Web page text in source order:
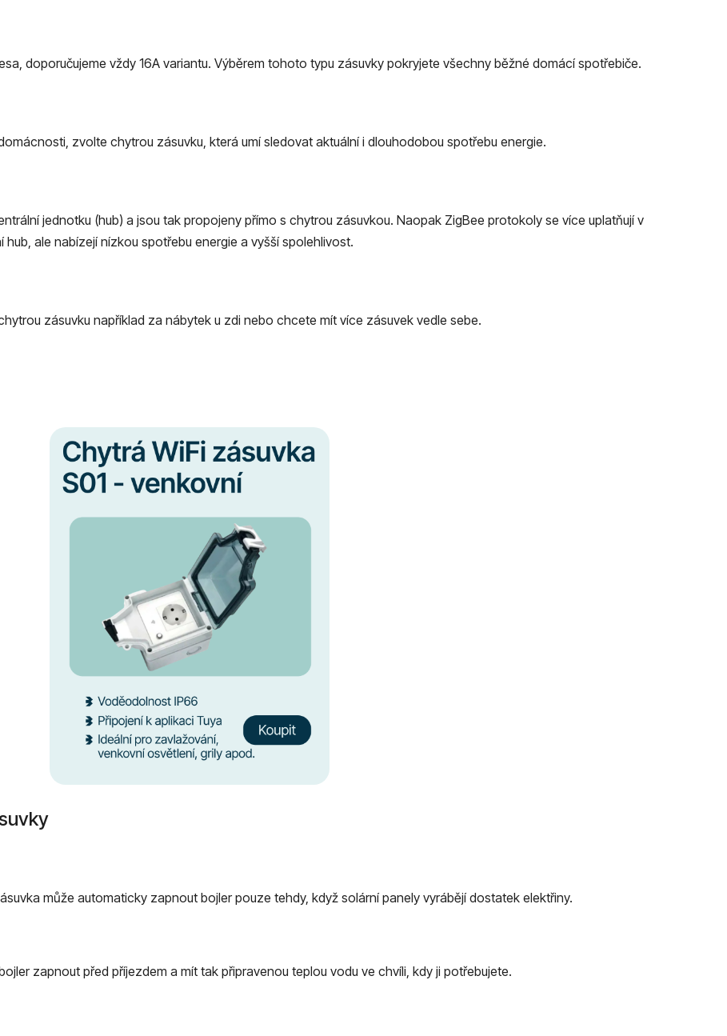
doporučujeme vždy 16A variantu. Výběrem tohoto typu zásuvky pokryjete všechny běžné domácí spotřebiče.
zvolte chytrou zásuvku, která umí sledovat aktuální i dlouhodobou spotřebu energie.
jednotku (hub) a jsou tak propojeny přímo s chytrou zásuvkou. Naopak ZigBee protokoly se více uplatňují v
ale nabízejí nízkou spotřebu energie a vyšší spolehlivost.
zásuvku například za nábytek u zdi nebo chcete mít více zásuvek vedle sebe.
může automaticky zapnout bojler pouze tehdy, když solární panely vyrábějí dostatek elektřiny.
zapnout před příjezdem a mít tak připravenou teplou vodu ve chvíli, kdy ji potřebujete.